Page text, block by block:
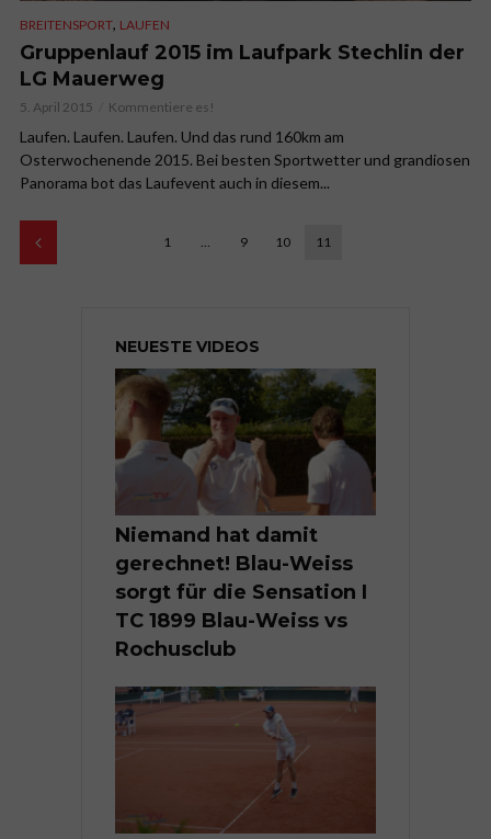
BREITENSPORT, LAUFEN
Gruppenlauf 2015 im Laufpark Stechlin der
LG Mauerweg
5. April 2015 Kommentiere es!
Laufen. Laufen. Laufen. Und das rund 160km am
Osterwochenende 2015. Bei besten Sportwetter und grandiosen
Panorama bot das Laufevent auch in diesem...
1 9 10 11
NEUESTE VIDEOS
Niemand hat damit
gerechnet! Blau-Weiss
sorgt für die Sensation I
TC 1899 Blau-Weiss vs
Rochusclub